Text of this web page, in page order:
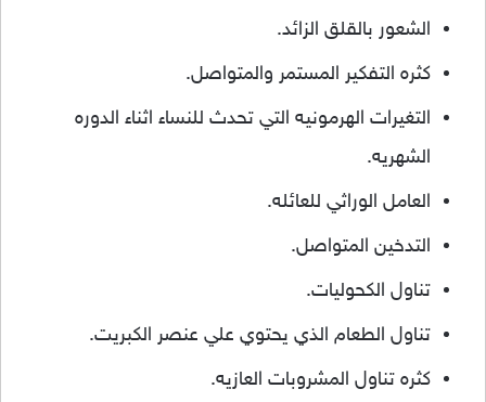
الشعور بالقلق الزائد.
كثره التفكير المستمر والمتواصل.
التغيرات الهرمونيه التي تحدث للنساء اثناء الدوره
الشهريه.
العامل الوراثي للعائله.
التدخين المتواصل.
تناول الكحوليات.
تناول الطعام الذي يحتوي علي عنصر الكبريت.
كثره تناول المشروبات العازيه.